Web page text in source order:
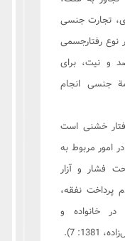
تجارت جنسی
رفتارجسمی
و نیت، برای
جنسی انجام
خشنی است
امور مربوط به
فشار و آزار
پرداخت نفقه،
خانواده و
7).